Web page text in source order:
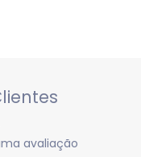
avaliação